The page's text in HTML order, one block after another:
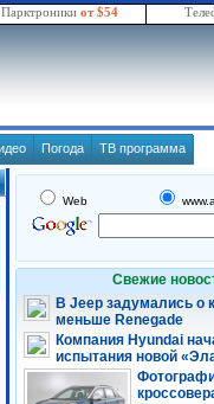
Парктроники от $54
Погода ТВ программа
Web
Свежие
В Jeep задумались о
меньше Renegade
Компания Hyundai
испытания новой